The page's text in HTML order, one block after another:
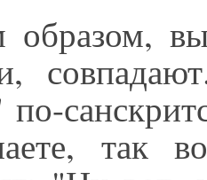
образом,
по-
так